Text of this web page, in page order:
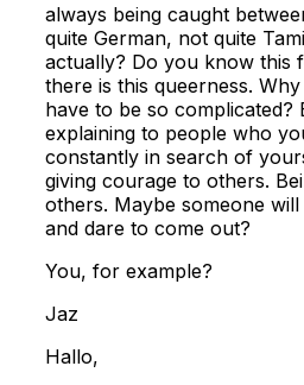
always being caught
quite German, not quite
actually? Do you know this
there is this queerness.
have to be so complicated?
explaining to people who
constantly in search of
giving courage to others.
others. Maybe someone
and dare to come out?
You, for example?
Jaz
Hallo,